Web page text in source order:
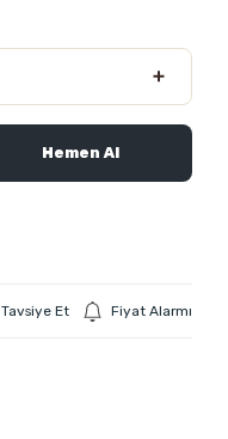
Hemen Al
Tavsiye Et Fiyat Alarmı